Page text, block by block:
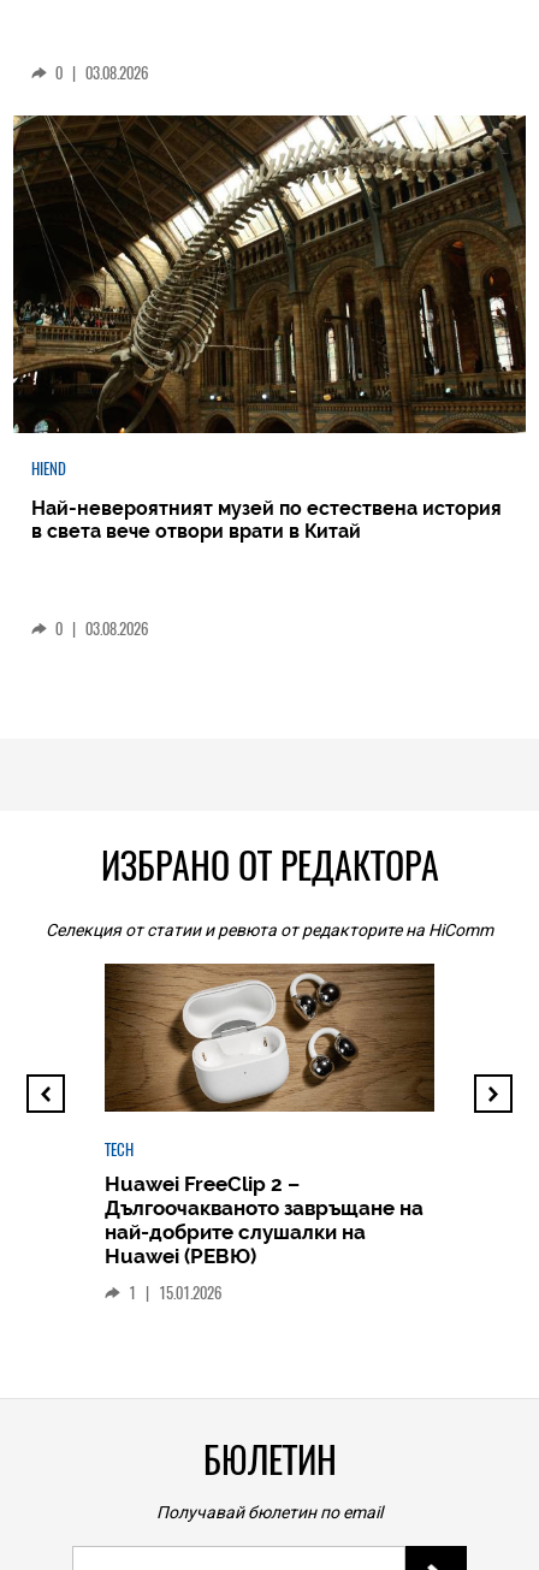
0 | 03.08.2026
HIEND
Най-невероятният музей по естествена история
в света вече отвори врати в Китай
0 | 03.08.2026
ИЗБРАНО ОТ РЕДАКТОРА
Селекция от статии и ревюта от редакторите на HiComm
TECH
Huawei FreeClip 2 –
Дългоочакваното завръщане на
най-добрите слушалки на
Huawei (РЕВЮ)
1 | 15.01.2026
БЮЛЕТИН
Получавай бюлетин по email